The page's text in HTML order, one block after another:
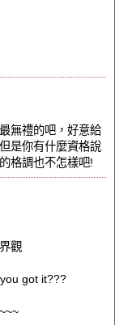
無禮的吧，好意給
是你有什麼資格說
格調也不怎樣吧!
觀
got it???